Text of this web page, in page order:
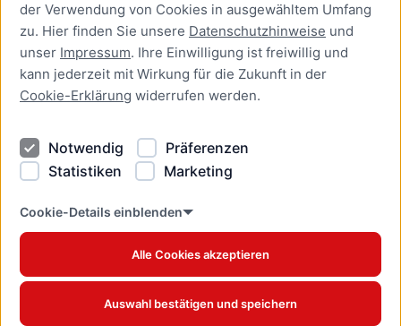
der Verwendung von Cookies in ausgewähltem Umfang
zu. Hier finden Sie unsere Datenschutzhinweise und
unser Impressum. Ihre Einwilligung ist freiwillig und
kann jederzeit mit Wirkung für die Zukunft in der
Cookie-Erklärung widerrufen werden.
Notwendig
Präferenzen
Statistiken
Marketing
Cookie-Details einblenden
Alle Cookies akzeptieren
Auswahl bestätigen und speichern
Newsletter Lübeck:kompakt
Kontakt
Kontakt
Datenschutzhinweise
Barrierefreiheit
Cookie Erklärung
www.luebeck.de